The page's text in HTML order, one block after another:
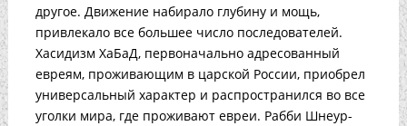
другое. Движение набирало глубину и мощь,
привлекало все большее число последователей.
Хасидизм ХаБаД, первоначально адресованный
евреям, проживающим в царской России, приобрел
универсальный характер и распространился во все
уголки мира, где проживают евреи. Рабби Шнеур-